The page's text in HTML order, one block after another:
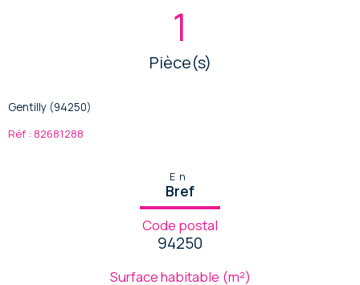
1
Pièce(s)
Gentilly (94250)
Réf : 82681288
En
Bref
Code postal
94250
Surface habitable (m²)